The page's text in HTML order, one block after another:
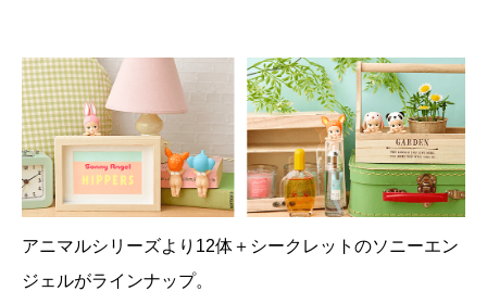
アニマルシリーズより12体＋シークレットのソニーエン
ジェルがラインナップ。